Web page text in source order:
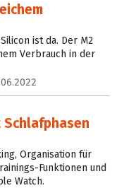
ist da. Der M2
Verbrauch in der
Organisation für
Funktionen und
Watch.